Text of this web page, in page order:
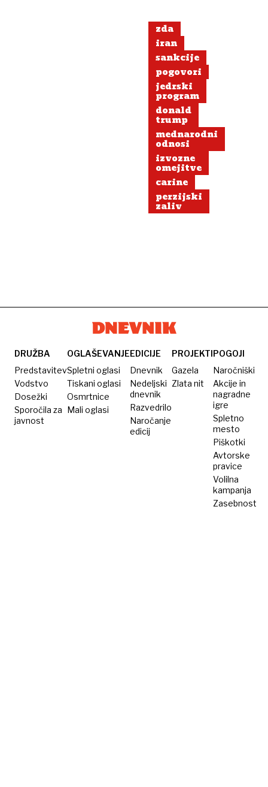
zda
iran
sankcije
pogovori
jedrski
program
donald
trump
mednarodni
odnosi
izvozne
omejitve
carine
perzijski
zaliv
DRUŽBA
Predstavitev
Vodstvo
Dosežki
Sporočila za
javnost
OGLAŠEVANJE
Spletni oglasi
Tiskani oglasi
Osmrtnice
Mali oglasi
EDICIJE
Dnevnik
Nedeljski
dnevnik
Razvedrilo
Naročanje
edicij
PROJEKTI
Gazela
Zlata nit
POGOJI
Naročniški
Akcije in
nagradne
igre
Spletno
mesto
Piškotki
Avtorske
pravice
Volilna
kampanja
Zasebnost